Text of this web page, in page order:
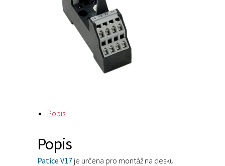
Popis
Popis
Patice V17 je určena pro montáž na desku